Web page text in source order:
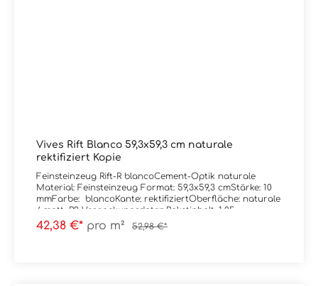
Vives Rift Blanco 59,3x59,3 cm naturale
rektifiziert Kopie
Feinsteinzeug Rift-R blancoCement-Optik naturale
Material: Feinsteinzeug Format: 59,3x59,3 cmStärke: 10
mmFarbe: blancoKante: rektifiziertOberfläche: naturale
/ matt, R9 Verpackungsdaten:Paketinhalt: 1,05
m²Paletteninhalt: 37,98 m²
42,38 €* pro m² 52,98 €*